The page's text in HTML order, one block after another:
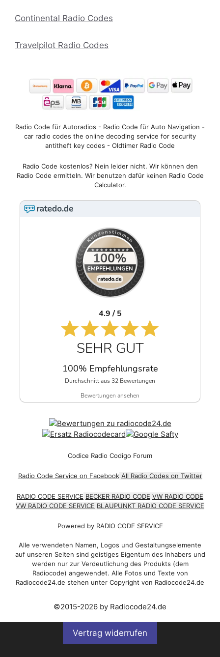
Continental Radio Codes
Travelpilot Radio Codes
Radio Code für Autoradios - Radio Code für Auto Navigation -
car radio codes the online decoding service for security
antitheft key codes - Oldtimer Radio Code
Radio Code kostenlos? Nein leider nicht. Wir können den
Radio Code ermitteln. Wir benutzen dafür keinen Radio Code
Calculator.
4.9 / 5
SEHR GUT
100% Empfehlungsrate
Durchschnitt aus 32 Bewertungen
Bewertungen ansehen
Codice Radio Codigo Forum
Radio Code Service on Facebook All Radio Codes on Twitter
RADIO CODE SERVICE BECKER RADIO CODE VW RADIO CODE
VW RADIO CODE SERVICE BLAUPUNKT RADIO CODE SERVICE
Powered by RADIO CODE SERVICE
Alle verwendeten Namen, Logos und Gestaltungselemente
auf unseren Seiten sind geistiges Eigentum des Inhabers und
werden nur zur Verdeutlichung des Produkts (dem
Radiocode) angewendet. Alle Fotos und Texte von
Radiocode24.de stehen unter Copyright von Radiocode24.de
©2015-2026 by Radiocode24.de
Vertrag widerrufen